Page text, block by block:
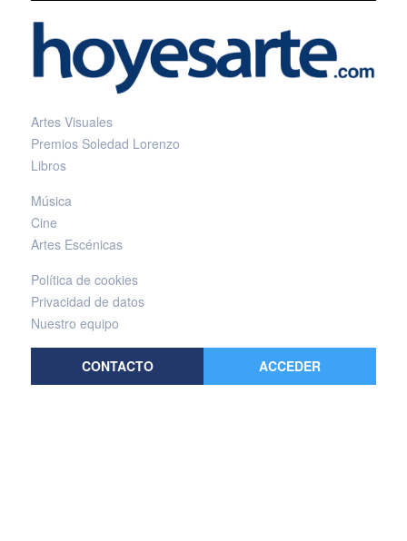
Artes Visuales
Premios Soledad Lorenzo
Libros
Música
Cine
Artes Escénicas
Política de cookies
Privacidad de datos
Nuestro equipo
CONTACTO ACCEDER